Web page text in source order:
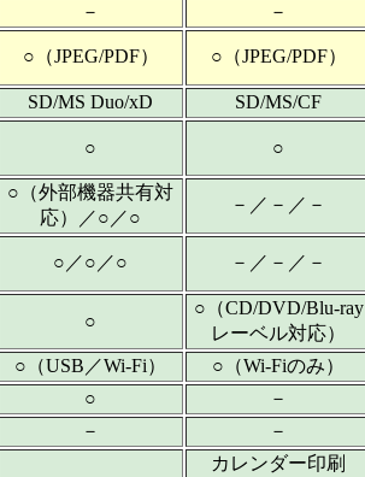
－
－
○（JPEG/PDF） ○（JPEG/PDF）
SD/MS Duo/xD
SD/MS/CF
○ ○
○（外部機器共有対
応）／○／○
－／－／－
○／○／○ －／－／－
○
○（CD/DVD/Blu-ray
レーベル対応）
○（USB／Wi-Fi）
○（Wi-Fiのみ）
○
－
－ －
カレンダー印刷